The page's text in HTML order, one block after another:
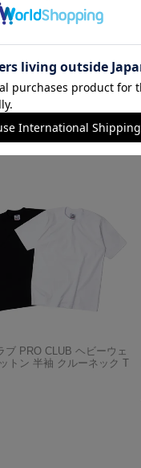
HOME
リランキング
ブ PRO CLUB ヘビーウェ
トン 半袖 クルーネック T